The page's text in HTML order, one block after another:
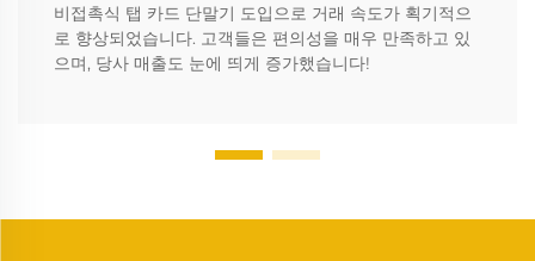
비접촉식 탭 카드 단말기 도입으로 거래 속도가 획기적으
로 향상되었습니다. 고객들은 편의성을 매우 만족하고 있
으며, 당사 매출도 눈에 띄게 증가했습니다!